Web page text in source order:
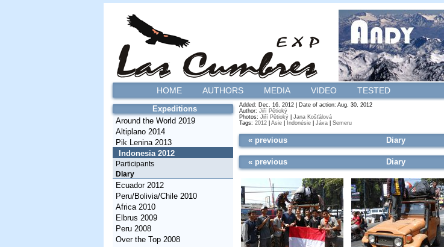
HOME AUTHORS MEDIA VIDEO TESTED
Expeditions
Around the World 2019
Altiplano 2014
Pik Lenina 2013
Indonesia 2012
Participants
Diary
Ecuador 2012
Peru/Bolivia/Chile 2010
Africa 2010
Elbrus 2009
Peru 2008
Over the Top 2008
Added: Dec. 16, 2012 | Date of action: Aug. 30, 2012
Author: Jiří Pětioký
Photos: Jiří Pětioký
Jana Košťálová
Tags: 2012 Asie Indonésie Jáva Semeru
« previous Diary
« previous Diary